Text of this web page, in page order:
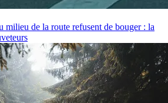
milieu de la route refusent de bouger : la